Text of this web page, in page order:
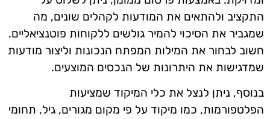
התקציב ולהתאים את המודעות לקהלים שונים, מה
שמגביר את הסיכוי להמיר גולשים ללקוחות פוטנציאליים.
חשוב לבחור את המילות המפתח הנכונות וליצור מודעות
שמדגישות את היתרונות של הנכסים המוצעים.
בנוסף, ניתן לנצל את כלי המיקוד שמציעות
הפלטפורמות, כמו מיקוד על פי מקום מגורים, גיל, תחומי